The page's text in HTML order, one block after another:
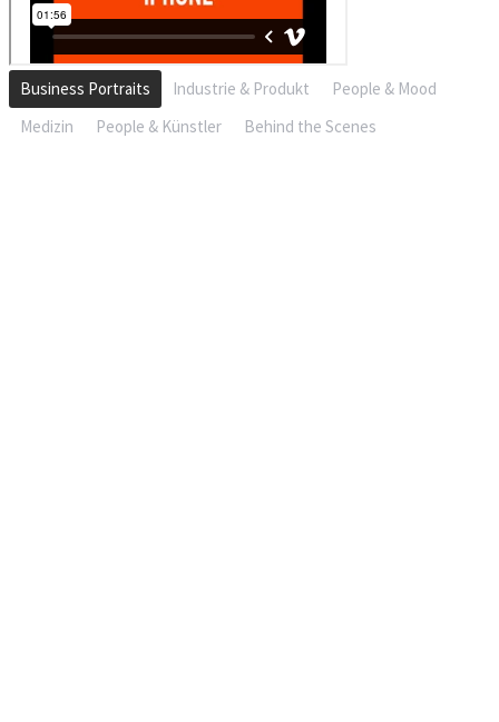
Business Portraits Industrie & Produkt
People & Mood
Medizin
People & Künstler Behind the Scenes